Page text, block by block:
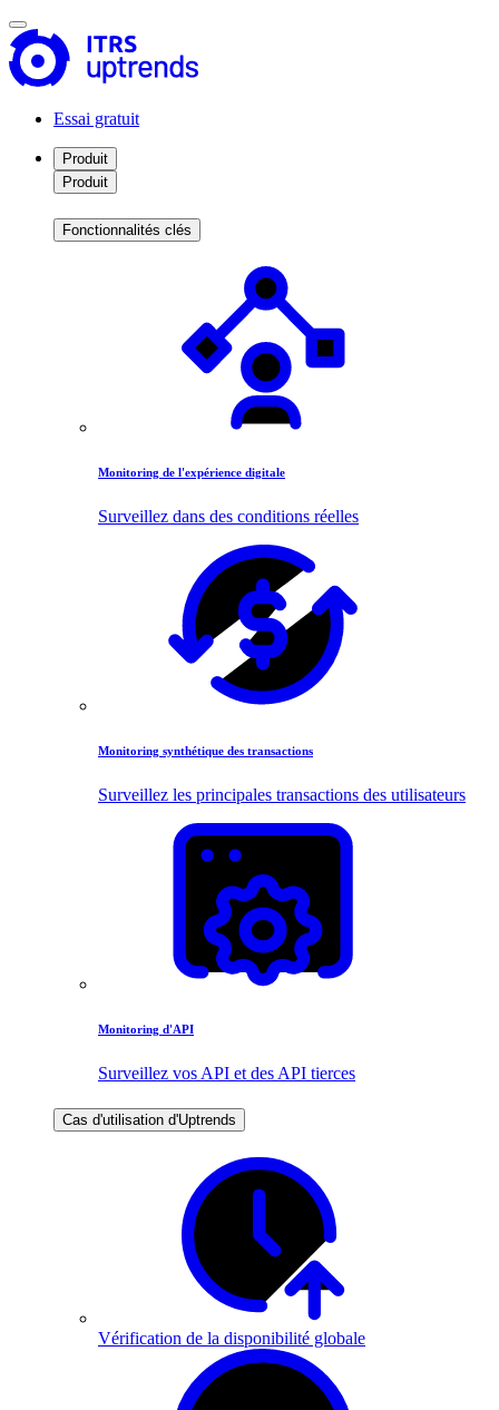
Essai gratuit
Produit
Produit
Fonctionnalités clés
Monitoring de l'expérience digitale
Surveillez dans des conditions réelles
Monitoring synthétique des transactions
Surveillez les principales transactions des utilisateurs
Monitoring d'API
Surveillez vos API et des API tierces
Cas d'utilisation d'Uptrends
Vérification de la disponibilité globale